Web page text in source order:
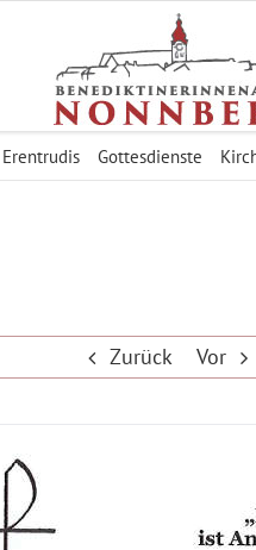
Erentrudis Gottesdienste
Zurück Vor